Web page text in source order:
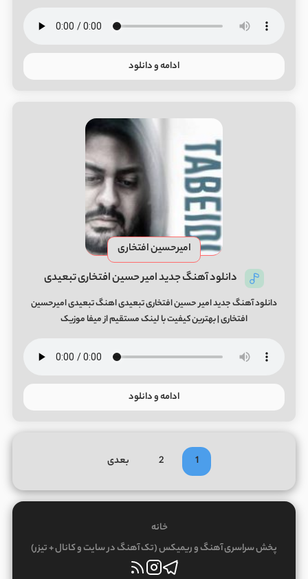
ادامه و دانلود
امیرحسین افتخاری
دانلود آهنگ جدید امیر حسین افتخاری تبعیدی
دانلود آهنگ جدید امیر حسین افتخاری تبعیدی اهنگ تبعیدی امیرحسین
افتخاری | بهترین کیفیت با لینک مستقیم از میفا موزیک
ادامه و دانلود
1
2 بعدی
خانه
پخش سراسری آهنگ و ریمیکس (تک آهنگ در سایت و کانال + تیزر)